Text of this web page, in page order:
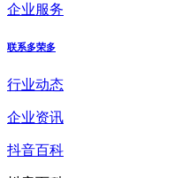
企业服务
联系多荣多
行业动态
企业资讯
抖音百科